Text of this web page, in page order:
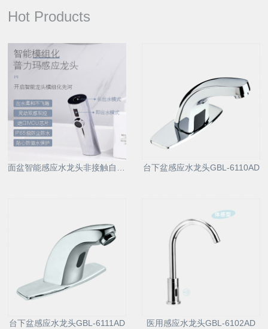
Hot Products
面盆智能感应水龙头非接触自动洗手器6161D 台下盆感应水龙头GBL-6110AD
台下盆感应水龙头GBL-6111AD 医用感应水龙头GBL-6102AD